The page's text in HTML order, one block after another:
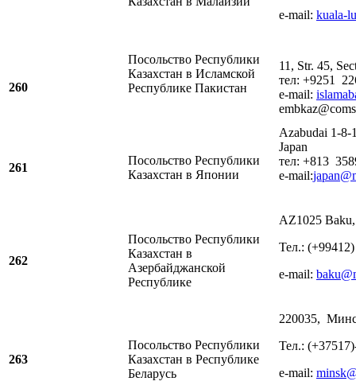
e-mail: kuala-
260
Посольство Республики
Казахстан в Исламской
Республике Пакистан
11, Str. 45,
тел: +9251
e-mail:
261
Посольство Республики
Казахстан в Японии
Azabudai 1-8-
Japan
тел: +813
e-mail:
262
Посольство Республики
Казахстан в
Азербайджанской
Республике
AZ1025
Тел.:
e-mail:
263
Посольство Республики
Казахстан в Республике
Беларусь
220035,
Тел.:
e-mail: